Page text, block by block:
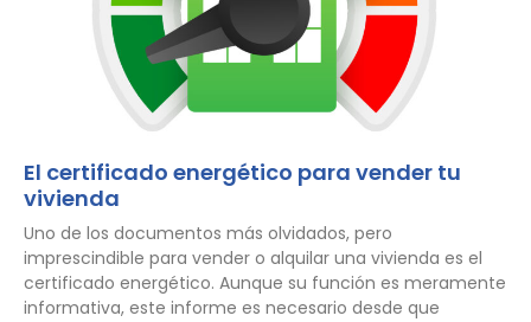
El certificado energético para vender tu
vivienda
Uno de los documentos más olvidados, pero
imprescindible para vender o alquilar una vivienda es el
certificado energético. Aunque su función es meramente
informativa, este informe es necesario desde que